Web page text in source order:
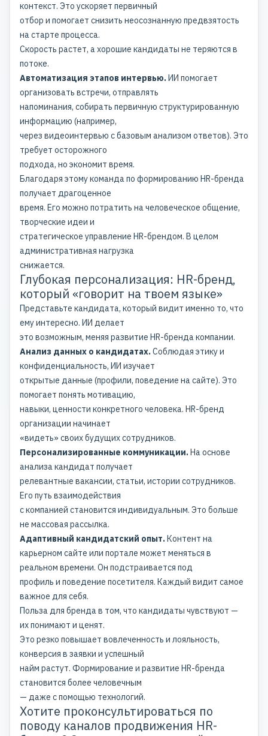
контекст. Это ускоряет первичный
отбор и помогает снизить неосознанную предвзятость
на старте процесса.
Скорость растет, а хорошие кандидаты не теряются в
потоке.
Автоматизация этапов интервью.ИИ помогает
организовать встречи, отправлять
напоминания, собирать первичную структурированную
информацию (например,
через видеоинтервью с базовым анализом ответов). Это
требует осторожного
подхода, но экономит время.
Благодаря этому команда по формированию HR-бренда
получает драгоценное
время. Его можно потратить на человеческое общение,
творческие идеи и
стратегическое управление HR-брендом. В целом
административная нагрузка
снижается.
Глубокая персонализация: HR-бренд,
который «говорит на твоем языке»
Представьте кандидата, который видит именно то, что
ему интересно. ИИ делает
это возможным, меняя развитие HR-бренда компании.
Анализ данных о кандидатах.Соблюдая этику и
конфиденциальность, ИИ изучает
открытые данные (профили, поведение на сайте). Это
помогает понять мотивацию,
навыки, ценности конкретного человека. HR-бренд
организации начинает
«видеть» своих будущих сотрудников.
Персонализированные коммуникации.На основе
анализа кандидат получает
релевантные вакансии, статьи, истории сотрудников.
Его путь взаимодействия
с компанией становится индивидуальным. Это больше
не массовая рассылка.
Адаптивный кандидатский опыт.Контент на
карьерном сайте или портале может меняться в
реальном времени. Он подстраивается под
профиль и поведение посетителя. Каждый видит самое
важное для себя.
Польза для бренда в том, что кандидаты чувствуют —
их понимают и ценят.
Это резко повышает вовлеченность и лояльность,
конверсия в заявки и успешный
найм растут. Формирование и развитие HR-бренда
становится более человечным
— даже с помощью технологий.
Хотите проконсультироваться по
поводу каналов продвижения HR-